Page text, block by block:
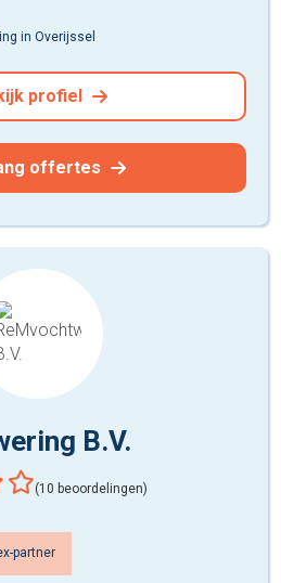
in Overijssel
profiel
offertes
B.V.
(10 beoordelingen)
partner